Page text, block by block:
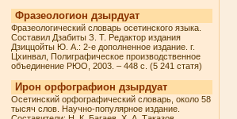
Фразеологион дзырдуат
Фразеологический словарь осетинского языка.
Составил Дзабиты З. Т. Редактор издания
Дзиццойты Ю. А.: 2-е дополненное издание. г.
Цхинвал, Полиграфическое производственное
объединение РЮО, 2003. – 448 с. (5 241 статя)
Ирон орфографион дзырдуат
Осетинский орфографический словарь, около 58
тысяч слов. Научно-популярное издание.